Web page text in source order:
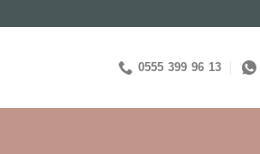
0555 399 96 13